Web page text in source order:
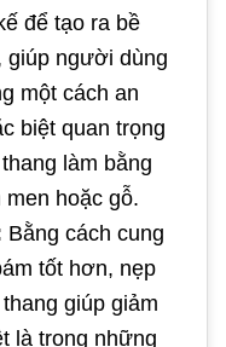
để tạo ra bề
giúp người dùng
một cách an
biệt quan trọng
làm bằng
hoặc gỗ.
Bằng cách cung
tốt hơn, nẹp
giúp giảm
là trong những